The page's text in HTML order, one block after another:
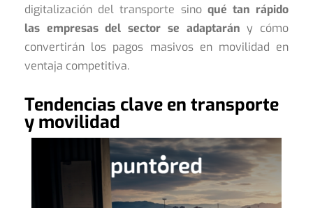
digitalización del transporte sino qué tan rápido
las empresas del sector se adaptarán y cómo
convertirán los pagos masivos en movilidad en
ventaja competitiva.
Tendencias clave en transporte
y movilidad